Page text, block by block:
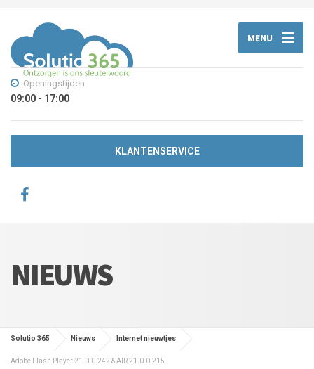
MENU
Openingstijden
09:00 - 17:00
KLANTENSERVICE
NIEUWS
Solutio 365 Nieuws Internet nieuwtjes
Adobe Flash Player 21.0.0.242 & AIR 21.0.0.215